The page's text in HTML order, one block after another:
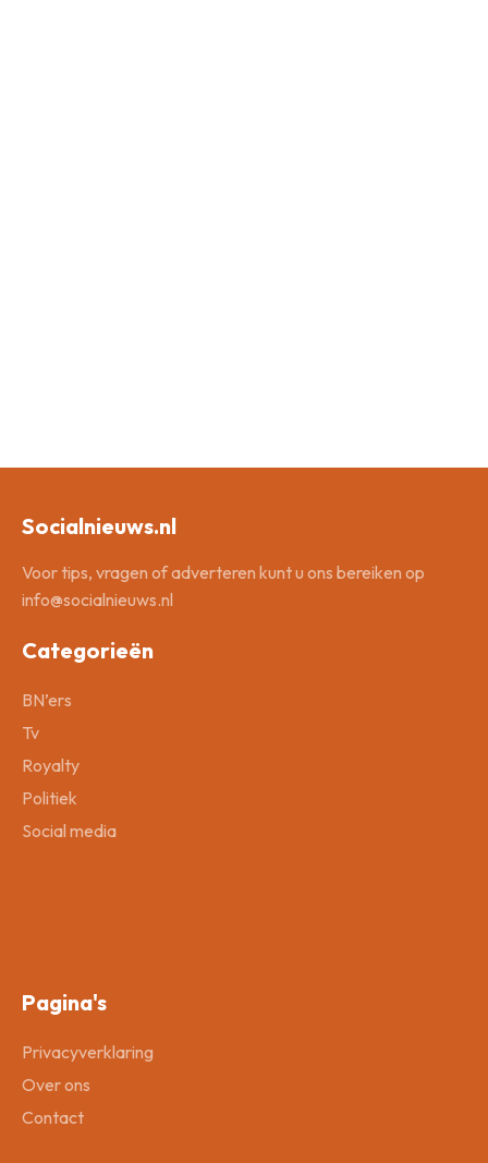
Socialnieuws.nl
Voor tips, vragen of adverteren kunt u ons bereiken op
info@socialnieuws.nl
Categorieën
BN’ers
Tv
Royalty
Politiek
Social media
Pagina's
Privacyverklaring
Over ons
Contact